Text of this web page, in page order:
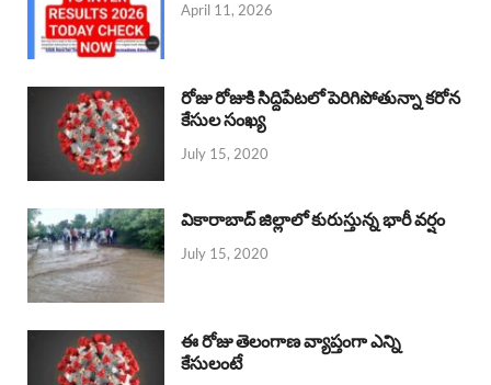
April 11, 2026
రోజు రోజుకి సిద్దిపేటలో పెరిగిపోతున్నా కరోన
కేసుల సంఖ్య
July 15, 2020
వికారాబాద్ జిల్లాలో కురుస్తున్న భారీ వర్షం
July 15, 2020
ఈ రోజు తెలంగాణ వ్యాప్తంగా ఎన్ని
కేసులంటే